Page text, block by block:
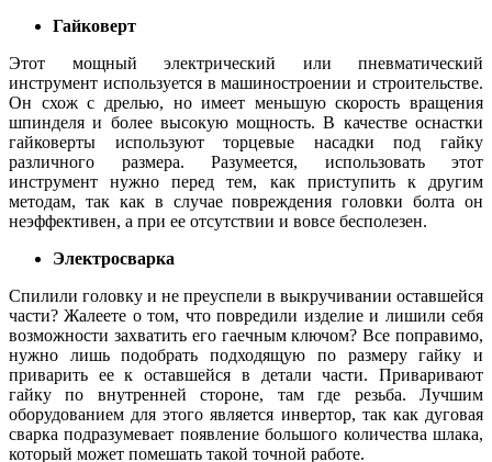
Гайковерт
Этот мощный электрический или пневматический
инструмент используется в машиностроении и строительстве.
Он схож с дрелью, но имеет меньшую скорость вращения
шпинделя и более высокую мощность. В качестве оснастки
гайковерты используют торцевые насадки под гайку
различного размера. Разумеется, использовать этот
инструмент нужно перед тем, как приступить к другим
методам, так как в случае повреждения головки болта он
неэффективен, а при ее отсутствии и вовсе бесполезен.
Электросварка
Спилили головку и не преуспели в выкручивании оставшейся
части? Жалеете о том, что повредили изделие и лишили себя
возможности захватить его гаечным ключом? Все поправимо,
нужно лишь подобрать подходящую по размеру гайку и
приварить ее к оставшейся в детали части. Приваривают
гайку по внутренней стороне, там где резьба. Лучшим
оборудованием для этого является инвертор, так как дуговая
сварка подразумевает появление большого количества шлака,
который может помешать такой точной работе.